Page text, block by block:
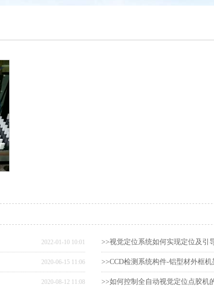
2022-01-10 10:01
2020-06-15 11:06
2020-08-12 11:08
>>视觉定位系统如何实现定位及引
>>CCD检测系统构件-铝型材外框机
>>如何控制全自动视觉定位点胶机